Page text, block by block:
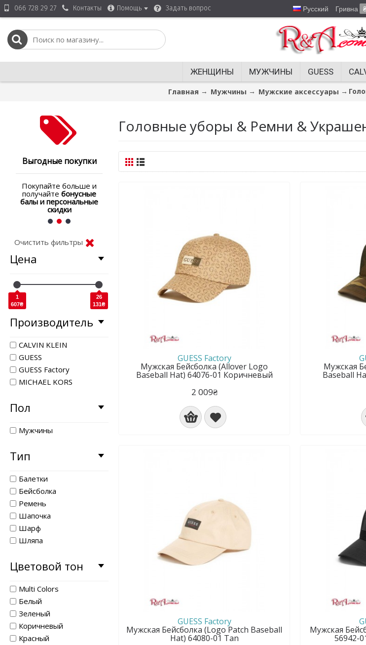
066 728 29 27 Контакты Помощь Задать вопрос Русский Гривна
ЖЕНЩИНЫ МУЖЧИНЫ GUESS
Главная Мужчины Мужские аксессуары
Выгодные покупки
Покупайте больше и
получайте бонусные
балы и персональные
скидки
1 2 3
Очистить фильтры
Цена
1
607₴
26
131₴
Производитель
CALVIN KLEIN
GUESS
GUESS Factory
MICHAEL KORS
Пол
Мужчины
Тип
Балетки
Бейсболка
Ремень
Шапочка
Шарф
Шляпа
Цветовой тон
Multi Colors
Белый
Зеленый
Коричневый
Красный
Головные уборы & Ремни &
GUESS Factory
Мужская Бейсболка (Allover Logo
Baseball Hat) 64076-01 Коричневый
2 009₴
Мужская
Baseball
GUESS Factory
Мужская Бейсболка (Logo Patch Baseball
Hat) 64080-01 Tan
Мужская
56942-